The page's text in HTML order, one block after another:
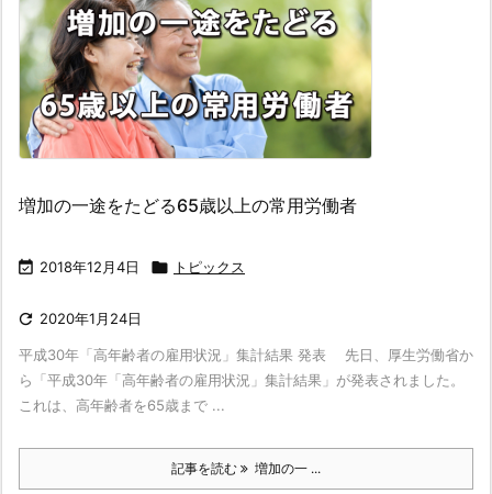
増加の一途をたどる65歳以上の常用労働者
 2018年12月4日  トピックス
 2020年1月24日
平成30年「高年齢者の雇用状況」集計結果 発表 先日、厚生労働省か
ら「平成30年「高年齢者の雇用状況」集計結果」が発表されました。
これは、高年齢者を65歳まで ...
記事を読む 増加の一 ...